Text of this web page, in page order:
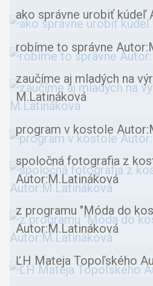
ako správne urobiť kúdeľ
robíme to správne
zaučíme aj mladých na
M.Latináková
program v kostole
spoločná fotografia z
Autor:M.Latináková
z programu "Móda do
Autor:M.Latináková
ĽH Mateja Topoľského